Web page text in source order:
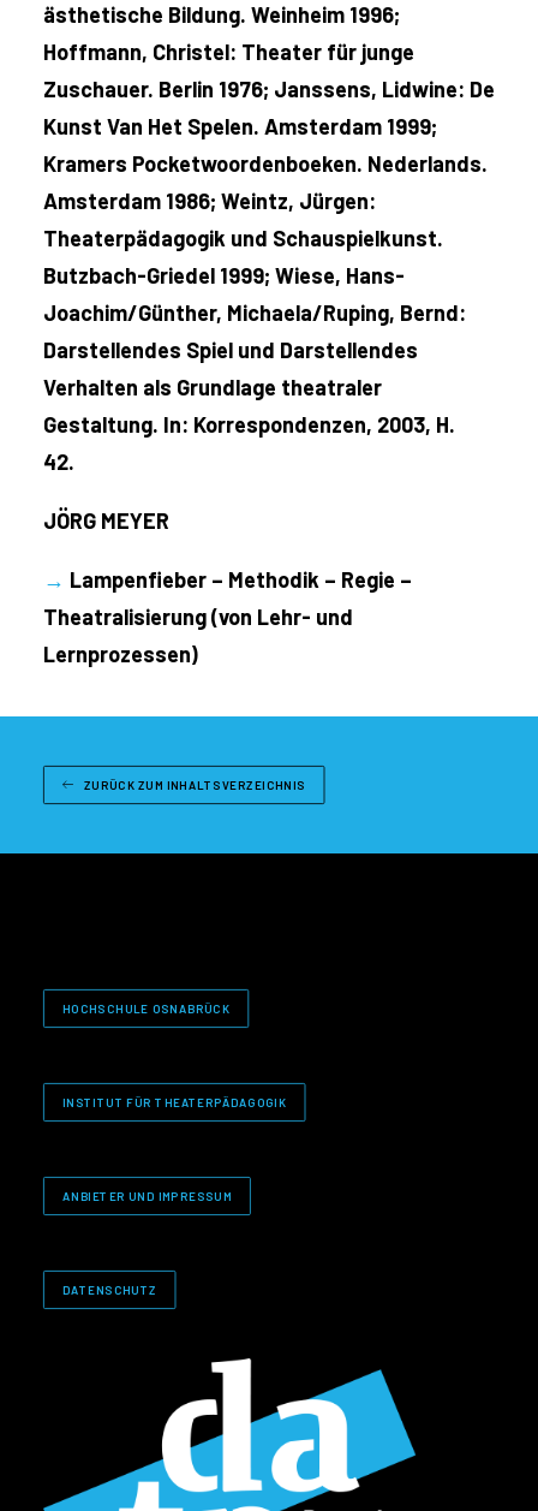
ästhetische Bildung. Weinheim 1996;
Hoffmann, Christel: Theater für junge
Zuschauer. Berlin 1976; Janssens, Lidwine: De
Kunst Van Het Spelen. Amsterdam 1999;
Kramers Pocketwoordenboeken. Nederlands.
Amsterdam 1986; Weintz, Jürgen:
Theaterpädagogik und Schauspielkunst.
Butzbach-Griedel 1999; Wiese, Hans-
Joachim/Günther, Michaela/Ruping, Bernd:
Darstellendes Spiel und Darstellendes
Verhalten als Grundlage theatraler
Gestaltung. In: Korrespondenzen, 2003, H.
42.
JÖRG MEYER
→ Lampenfieber – Methodik – Regie –
Theatralisierung (von Lehr- und
Lernprozessen)
ZURÜCK ZUM INHALTSVERZEICHNIS
HOCHSCHULE OSNABRÜCK
INSTITUT FÜR THEATERPÄDAGOGIK
ANBIETER UND IMPRESSUM
DATENSCHUTZ